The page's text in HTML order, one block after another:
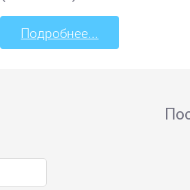
Подробнее...